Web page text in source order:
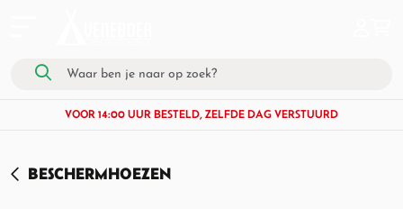
VOOR 14:00 UUR BESTELD, ZELFDE DAG VERSTUURD
BESCHERMHOEZEN